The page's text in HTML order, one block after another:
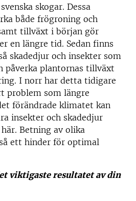
skogar. Dessa
både frögroning och
tillväxt i början gör
en längre tid. Sedan finns
skadedjur och insekter som
påverka plantornas tillväxt
I norr har detta tidigare
problem som längre
förändrade klimatet kan
insekter och skadedjur
Betning av olika
ett hinder för optimal
viktigaste resultatet av din